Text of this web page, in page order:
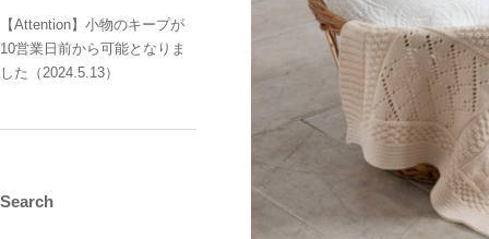
【Attention】小物のキープが
10営業日前から可能となりま
した（2024.5.13）
Search